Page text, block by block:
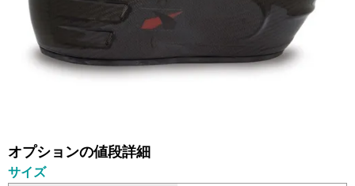
オプションの値段詳細
サイズ